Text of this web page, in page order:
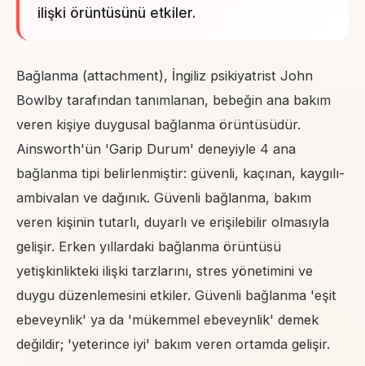
ilişki örüntüsünü etkiler.
Bağlanma (attachment), İngiliz psikiyatrist John
Bowlby tarafından tanımlanan, bebeğin ana bakım
veren kişiye duygusal bağlanma örüntüsüdür.
Ainsworth'ün 'Garip Durum' deneyiyle 4 ana
bağlanma tipi belirlenmiştir: güvenli, kaçınan, kaygılı-
ambivalan ve dağınık. Güvenli bağlanma, bakım
veren kişinin tutarlı, duyarlı ve erişilebilir olmasıyla
gelişir. Erken yıllardaki bağlanma örüntüsü
yetişkinlikteki ilişki tarzlarını, stres yönetimini ve
duygu düzenlemesini etkiler. Güvenli bağlanma 'eşit
ebeveynlik' ya da 'mükemmel ebeveynlik' demek
değildir; 'yeterince iyi' bakım veren ortamda gelişir.